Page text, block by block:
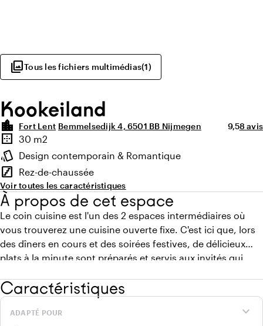
photo_libraryTous les fichiers multimédias(1)
Kookeiland
location_city Fort Lent Bemmelsedijk 4, 6501 BB Nijmegen Note
9,58 avis
Points forts
border_outer
Superficie
30 m2
style
Ambiance
Design contemporain & Romantique
stairs
Étage
Rez-de-chaussée
Voir toutes les caractéristiques
À propos de cet espace
Le coin cuisine est l'un des 2 espaces intermédiaires où
vous trouverez une cuisine ouverte fixe. C'est ici que, lors
des dîners en cours et des soirées festives, de délicieux
plats à la minute sont préparés et servis aux invités qui
Caractéristiques
expand_more
ADAPTÉ POUR